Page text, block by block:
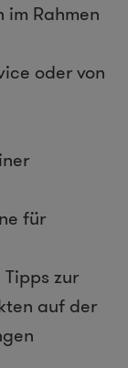
Rahmen
oder von
für
zur
auf der